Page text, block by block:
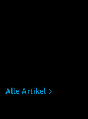
Alle Artikel